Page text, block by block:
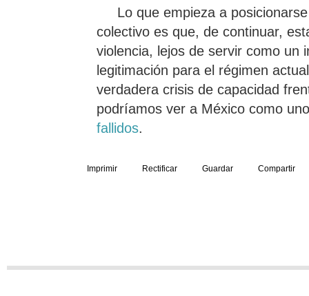
Lo que empieza a
colectivo es que, de continuar,
violencia, lejos de servir como un
legitimación para el régimen
verdadera crisis de capacidad
podríamos ver a México como
fallidos.
Imprimir Rectificar Guardar Compartir